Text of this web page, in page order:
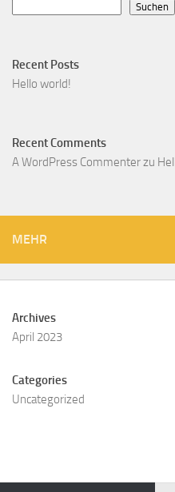
Suchen
Recent Posts
Hello world!
Recent Comments
A WordPress Commenterzu
MEHR
Archives
April 2023
Categories
Uncategorized